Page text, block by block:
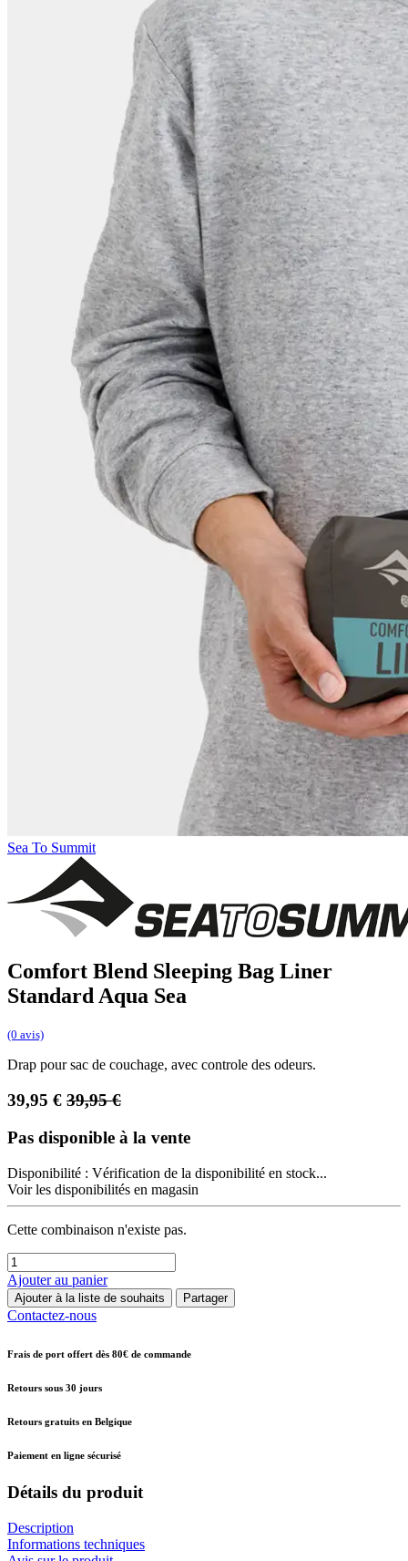
Sea To Summit
Comfort Blend Sleeping Bag Liner
Standard Aqua Sea
(0 avis)
Drap pour sac de couchage, avec controle des odeurs.
39,95 € 39,95€
Pas disponible à la vente
Disponibilité : Vérification de la disponibilité en stock...
Voir les disponibilités en magasin
Cette combinaison n'existe pas.
Ajouter au panier
Ajouter à la liste de souhaits Partager
Contactez-nous
Frais de port offert dès 80€ de commande
Retours sous 30 jours
Retours gratuits en Belgique
Paiement en ligne sécurisé
Détails du produit
Description
Informations techniques